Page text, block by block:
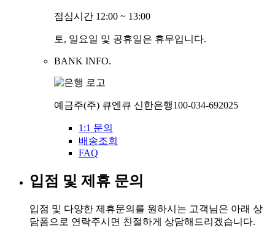
점심시간 12:00 ~ 13:00
토, 일요일 및 공휴일은 휴무입니다.
BANK INFO.
예금주(주) 큐엔큐 신한은행100-034-692025
1:1 문의
배송조회
FAQ
입점 및 제휴 문의
입점 및 다양한 제휴문의를 원하시는 고객님은 아래 상
담폼으로 연락주시면 친절하게 상담해드리겠습니다.